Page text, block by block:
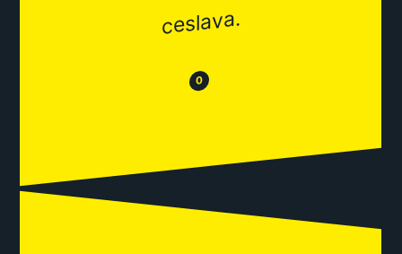
ceslava.
😒 0 😂